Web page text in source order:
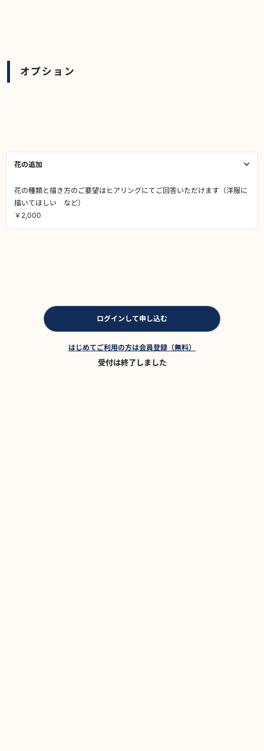
オプション
花の追加
花の種類と描き方のご要望はヒアリングにてご回答いただけます（洋服に
描いてほしい など）
￥2,000
ログインして申し込む
はじめてご利用の方は会員登録（無料）
受付は終了しました